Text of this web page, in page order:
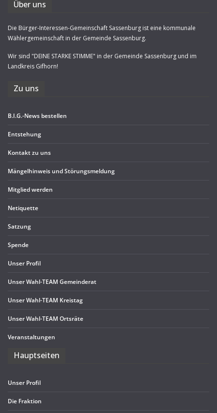
Über uns
Die Bürger-Interessen-Gemeinschaft Sassenburg ist eine kommunale
Wählergemeinschaft in der Gemeinde Sassenburg.
Wir sind "DEINE STARKE STIMME" in der Gemeinde Sassenburg und im
Landkreis Gifhorn!
Zu uns
B.I.G.-News bestel­len
Ent­ste­hung
Kon­takt zu uns
Män­gel­hin­weis und Störungsmeldung
Mit­glied werden
Neti­quette
Sat­zung
Spende
Unser Pro­fil
Unser Wahl-TEAM Gemeinderat
Unser Wahl-TEAM Kreistag
Unser Wahl-TEAM Ortsräte
Ver­an­stal­tun­gen
Haupt­sei­ten
Unser Pro­fil
Die Frak­tion